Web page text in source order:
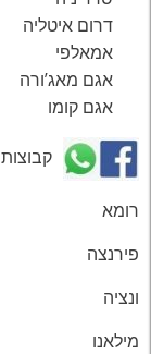
דרום איטליה
אמאלפי
אגם מאג’ורה
אגם קומו
רומא
פירנצה
ונציה
מילאנו